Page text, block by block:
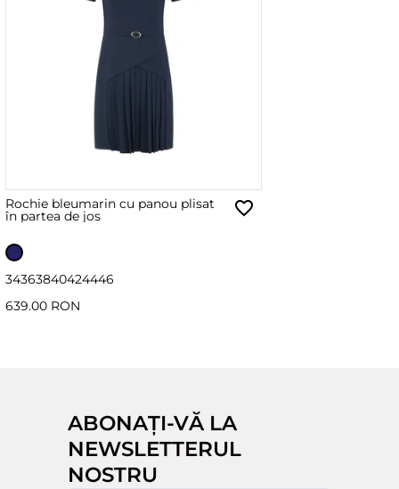
Rochie bleumarin cu panou plisat
în partea de jos
34363840424446
639.00 RON
ABONAȚI-VĂ LA
NEWSLETTERUL
NOSTRU